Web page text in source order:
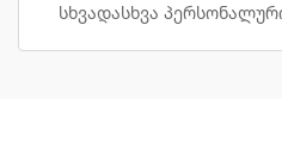
სხვადასხვა